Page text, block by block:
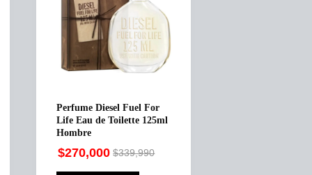
Perfume Diesel Fuel For
Life Eau de Toilette 125ml
Hombre
$339,990
Original
$270,000
Current